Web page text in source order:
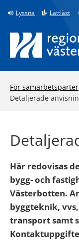
Till innehåll på sidan
Lyssna Lättläst
För samarbetsparter
Detaljerade
Här redovisas
bygg- och
Västerbotten.
byggteknik,
transport samt